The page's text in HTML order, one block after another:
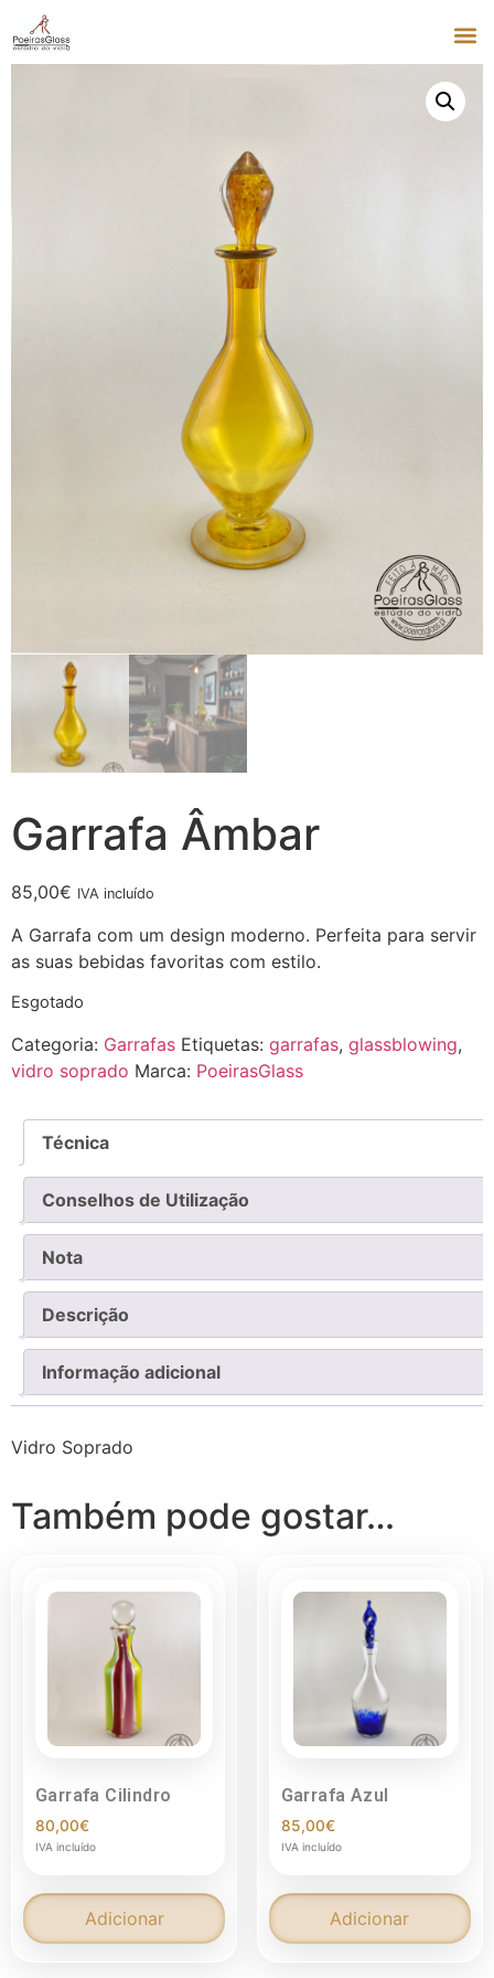
Garrafa Âmbar
85,00€ IVA incluído
A Garrafa com um design moderno. Perfeita para servir
as suas bebidas favoritas com estilo.
Esgotado
Categoria: Garrafas Etiquetas: garrafas, glassblowing,
vidro soprado Marca: PoeirasGlass
Técnica
Conselhos de Utilização
Nota
Descrição
Informação adicional
Vidro Soprado
Também pode gostar…
Garrafa Cilindro
80,00€
IVA incluído
Adicionar
Garrafa Azul
85,00€
IVA incluído
Adicionar